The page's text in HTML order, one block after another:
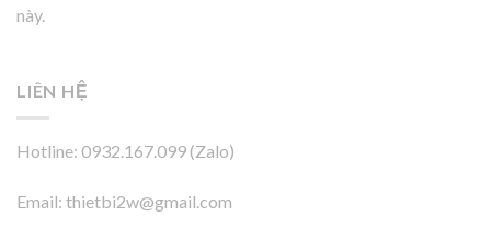
này.
LIÊN HỆ
Hotline: 0932.167.099 (Zalo)
Email: thietbi2w@gmail.com